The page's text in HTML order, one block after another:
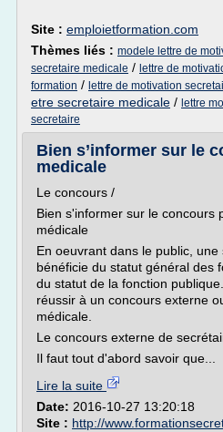
Site : emploietformation.com
Thèmes liés : modele lettre de
secretaire medicale / lettre de
formation / lettre de motivation
etre secretaire medicale / lettre
secretaire
Bien s’informer sur le
medicale
Le concours /
Bien s'informer sur le concours
médicale
En oeuvrant dans le public,
bénéficie du statut général des
du statut de la fonction
réussir à un concours externe
médicale.
Le concours externe de
Il faut tout d'abord savoir que...
Lire la suite
Date: 2016-10-27 13:20:18
Site : http://